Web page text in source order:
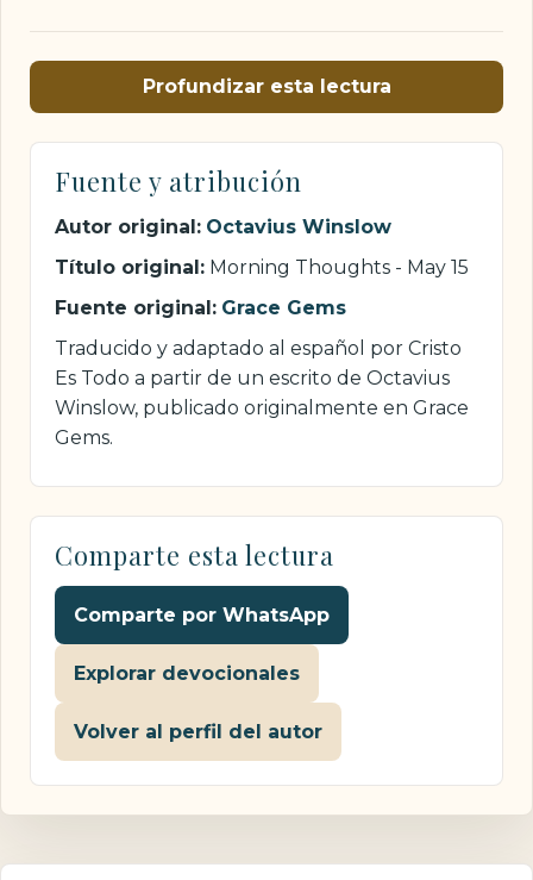
Profundizar esta lectura
Fuente y atribución
Autor original: Octavius Winslow
Título original: Morning Thoughts - May 15
Fuente original: Grace Gems
Traducido y adaptado al español por Cristo
Es Todo a partir de un escrito de Octavius
Winslow, publicado originalmente en Grace
Gems.
Comparte esta lectura
Comparte por WhatsApp
Explorar devocionales
Volver al perfil del autor